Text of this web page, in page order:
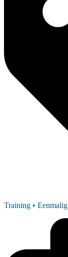
Training • Eenmalig